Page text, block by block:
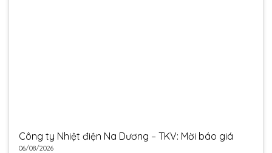
Công ty Nhiệt điện Na Dương – TKV: Mời báo giá
06/08/2026